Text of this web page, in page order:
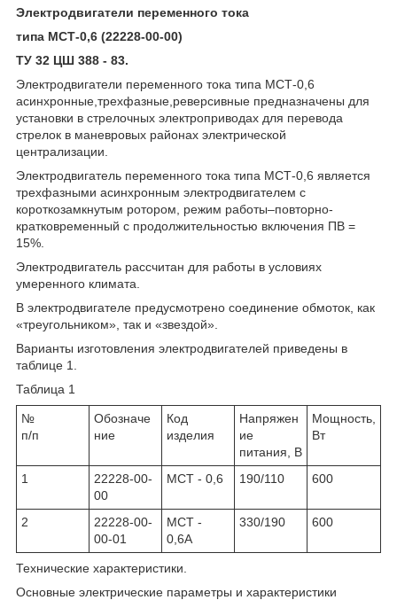
Электродвигатели переменного тока
типа МСТ-0,6 (22228-00-00)
ТУ 32 ЦШ 388 - 83.
Электродвигатели переменного тока типа МСТ-0,6
асинхронные,трехфазные,реверсивные предназначены для
установки в стрелочных электроприводах для перевода
стрелок в маневровых районах электрической
централизации.
Электродвигатель переменного тока типа МСТ-0,6 является
трехфазными асинхронным электродвигателем с
короткозамкнутым ротором, режим работы–повторно-
кратковременный с продолжительностью включения ПВ =
15%.
Электродвигатель рассчитан для работы в условиях
умеренного климата.
В электродвигателе предусмотрено соединение обмоток, как
«треугольником», так и «звездой».
Варианты изготовления электродвигателей приведены в
таблице 1.
Таблица 1
№
п/п
Обозначе
ние
Код
изделия
Напряжен
ие
питания, В
Мощность,
Вт
1
22228-00-
00
МСТ - 0,6 190/110 600
2
22228-00-
00-01
МСТ -
0,6А
330/190 600
Технические характеристики.
Основные электрические параметры и характеристики